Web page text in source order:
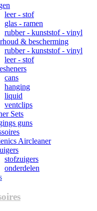
leer - stof
glas - ramen
rubber - kunststof - vinyl
& bescherming
rubber - kunststof - vinyl
leer - stof
cans
hanging
liquid
ventclips
Sets
guns
Aircleaner
stofzuigers
onderdelen